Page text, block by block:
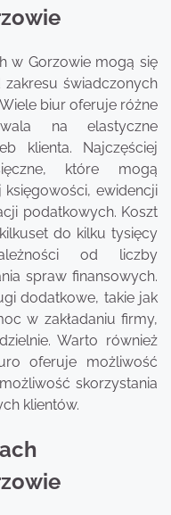
w Gorzowie mogą się
świadczonych
biur oferuje różne
na elastyczne
klienta. Najczęściej
które mogą
ewidencji
podatkowych. Koszt
do kilku tysięcy
od liczby
spraw finansowych.
dodatkowe, takie jak
w zakładaniu firmy,
Warto również
oferuje możliwość
skorzystania
klientów.